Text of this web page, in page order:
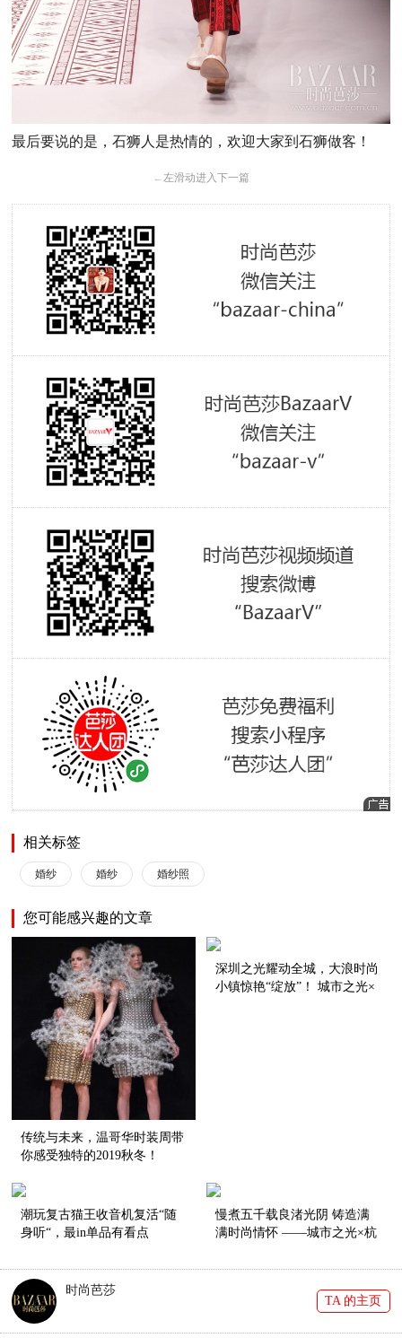
最后要说的是，石狮人是热情的，欢迎大家到石狮做客！
←左滑动进入下一篇
相关标签
婚纱 婚纱 婚纱照
您可能感兴趣的文章
传统与未来，温哥华时装周带
你感受独特的2019秋冬！
深圳之光耀动全城，大浪时尚
小镇惊艳“绽放”！ 城市之光×
潮玩复古猫王收音机复活“随
身听“，最in单品有看点
慢煮五千载良渚光阴 铸造满
满时尚情怀 ——城市之光×杭
林其番&李晓聪发布会在京举
时尚芭莎
TA 的主页